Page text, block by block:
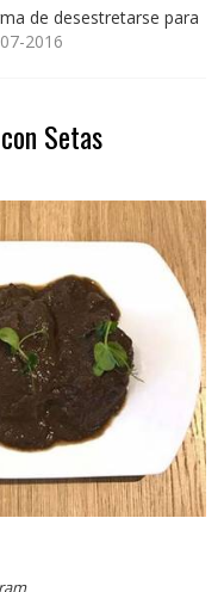
de desestretarse para
2016
Setas